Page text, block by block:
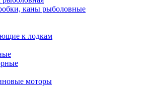
каны рыболовные
к лодкам
моторы